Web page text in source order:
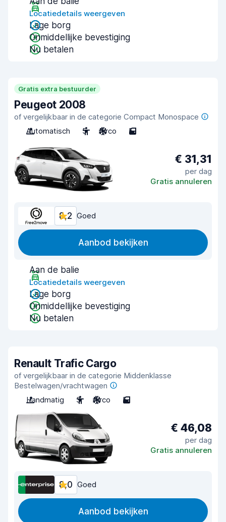
Locatiedetails weergeven
Lage borg
Onmiddellijke bevestiging
Nu betalen
Gratis extra bestuurder
Peugeot 2008
of vergelijkbaar in de categorie Compact Monospace
Automatisch
5 Airco 5
€ 31,31
per dag
Gratis annuleren
8,2 Goed
Aanbod bekijken
Aan de balie
Locatiedetails weergeven
Lage borg
Onmiddellijke bevestiging
Nu betalen
Renault Trafic Cargo
of vergelijkbaar in de categorie Middenklasse
Bestelwagen/vrachtwagen
Handmatig
3 Airco 5
€ 46,08
per dag
Gratis annuleren
8,0 Goed
Aanbod bekijken